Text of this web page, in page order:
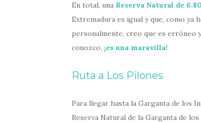
En total, una Reserva Natural de
Extremadura es igual y que, como ya
personalmente, creo que es erróneo
conozco, ¡es una maravilla!
Ruta a Los Pilones
Para llegar hasta la Garganta de los
Reserva Natural de la Garganta de